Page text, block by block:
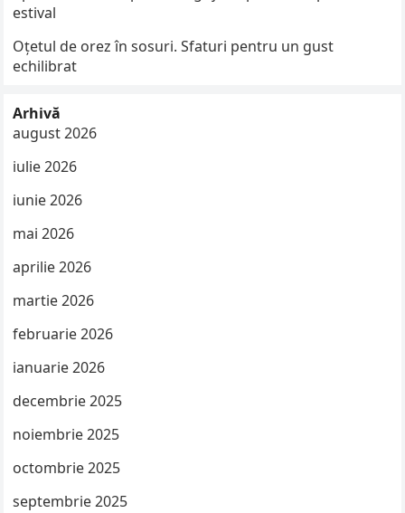
estival
Oțetul de orez în sosuri. Sfaturi pentru un gust
echilibrat
Arhivă
august 2026
iulie 2026
iunie 2026
mai 2026
aprilie 2026
martie 2026
februarie 2026
ianuarie 2026
decembrie 2025
noiembrie 2025
octombrie 2025
septembrie 2025